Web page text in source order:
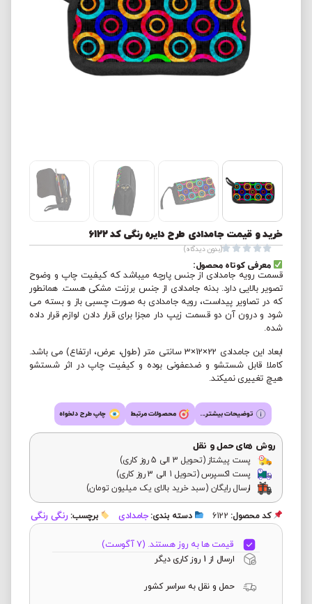
خرید و قیمت جامدادی طرح دایره رنگی کد 6122




(بدون دیدگاه)
معرفی کوتاه محصول:
قسمت رویه جامدادی از جنس پارچه میباشد که کیفیت چاپ و وضوح
تصویر بالایی دارد. بدنه جامدادی از جنس برزنت مشکی هست. همانطور
که در تصاویر پیداست، رویه جامدادی به صورت چسبی باز و بسته می
شود و درون آن دو قسمت زیپ دار مجزا برای قرار دادن لوازم قرار داده
شده.
ابعاد این جامدادی 22×12×3 سانتی متر (طول، عرض، ارتفاع) می باشد.
کاملا قابل شستشو و ضدعفونی بوده و کیفیت چاپ در اثر شستشو
هیچ تغییری نمیکند.
توضیحات بیشتر... محصولات مرتبط چاپ طرح دلخواه
روش های حمل و نقل
پست پیشتاز (تحویل 3 الی 5 روز کاری)
پست اکسپرس (تحویل 1 الی 3 روز کاری)
ارسال رایگان (سبد خرید بالای یک میلیون تومان)
کد محصول: 6122 دسته بندی: جامدادی برچسب: رنگی رنگی
قیمت ها به روز هستند. (7 آگوست)
ارسال از 1 روز کاری دیگر
حمل و نقل به سراسر کشور